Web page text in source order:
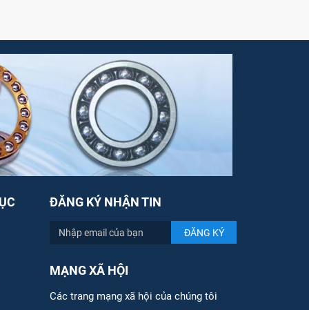
ĐĂNG KÝ NHẬN TIN
MẠNG XÃ HỘI
Các trang mạng xã hội của chúng tôi